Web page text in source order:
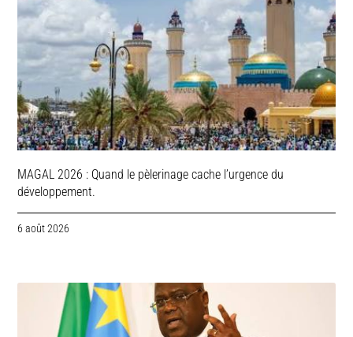
MAGAL 2026 : Quand le pèlerinage cache l’urgence du
développement.
6 août 2026